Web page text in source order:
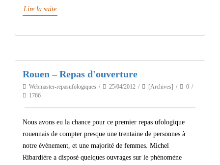
Lire la suite
Rouen – Repas d'ouverture
Webmaster-repasufologiques 25/04/2012 [Archives]
0
1766
Nous avons eu la chance pour ce premier repas ufologique
rouennais de compter presque une trentaine de personnes à
notre évènement, et une majorité de femmes. Michel
Ribardière a disposé quelques ouvrages sur le phénomène